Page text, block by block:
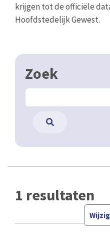
krijgen tot de officiële
Hoofdstedelijk Gewest.
Zoek
1 resultaten